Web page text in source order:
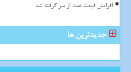
افزایش قیمت نفت از سر گرفته شد
جدیدترین ها